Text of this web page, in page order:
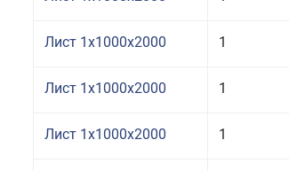
Лист 1x1000x2000 1
Лист 1x1000x2000 1
Лист 1x1000x2000 1